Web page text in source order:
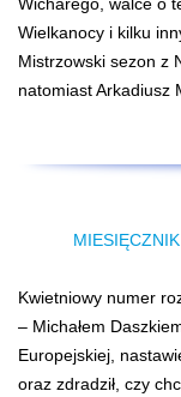
Wielkanocy i kilku
Mistrzowski sezon z
natomiast Arkadiusz
Kwietniowy numer
– Michałem
Europejskiej,
oraz zdradził, czy